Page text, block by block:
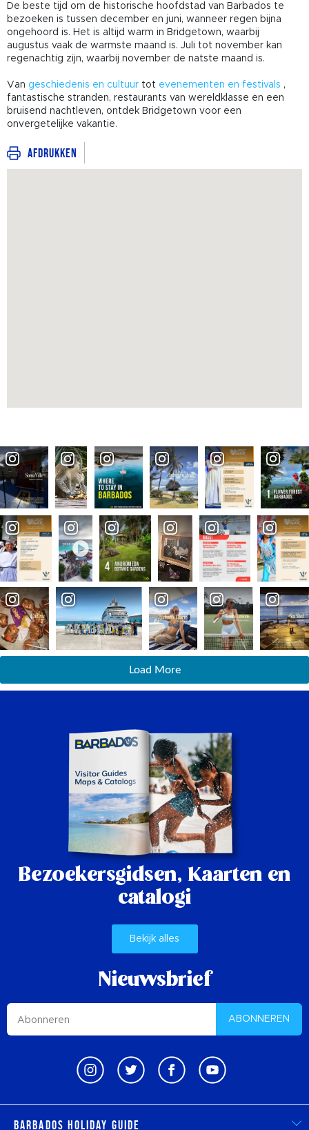
De beste tijd om de historische hoofdstad van Barbados te
bezoeken is tussen december en juni, wanneer regen bijna
ongehoord is. Het is altijd warm in Bridgetown, waarbij
augustus vaak de warmste maand is. Juli tot november kan
regenachtig zijn, waarbij november de natste maand is.
Van geschiedenis en cultuur tot evenementen en festivals ,
fantastische stranden, restaurants van wereldklasse en een
bruisend nachtleven, ontdek Bridgetown voor een
onvergetelijke vakantie.
Afdrukken
Load More
Bezoekersgidsen, Kaarten en
catalogi
Bekijk alles
Nieuwsbrief
ABONNEREN
Barbados Holiday Guide